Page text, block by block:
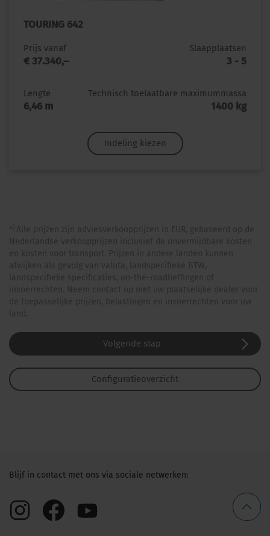
TOURING 642
Prijs vanaf
€ 37.340,–
Slaapplaatsen
3 - 5
Lengte
6,46 m
Technisch toelaatbare maximummassa
1400 kg
Indeling kiezen
Volgende stap
Configuratieoverzicht
Blijf in contact met ons via sociale netwerken: